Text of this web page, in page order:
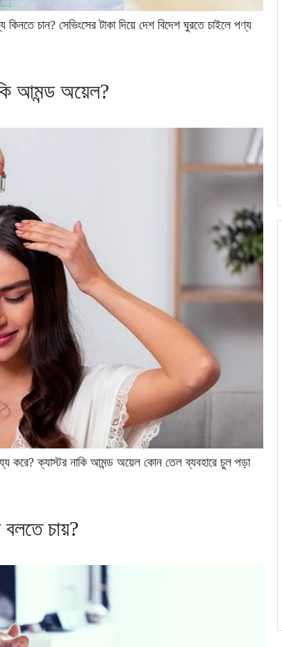
চান? সেভিংসের টাকা দিয়ে দেশ বিদেশ ঘুরতে চাইলে পণ্য
আমন্ড অয়েল?
করে? ক্যাস্টর নাকি আমন্ড অয়েল কোন তেল ব্যবহারে চুল পড়া
চায়?